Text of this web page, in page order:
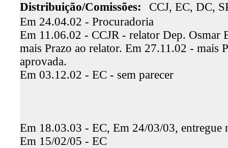
Distribuição/Comissões:
CCJ, EC, DC,
Em 24.04.02 - Procuradoria
Em 11.06.02 - CCJR - relator Dep. Osmar
mais Prazo ao relator. Em 27.11.02 - mais
aprovada.
Em 03.12.02 - EC - sem parecer
Em 18.03.03 - EC, Em 24/03/03,
Em 15/02/05 - EC